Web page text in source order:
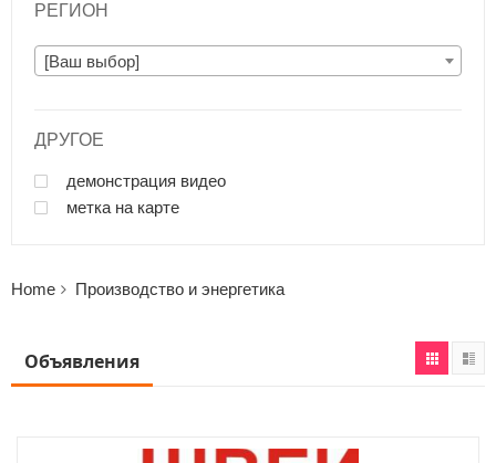
РЕГИОН
[Ваш выбор]
ДРУГОЕ
демонстрация видео
метка на карте
Home Производство и энергетика
Объявления